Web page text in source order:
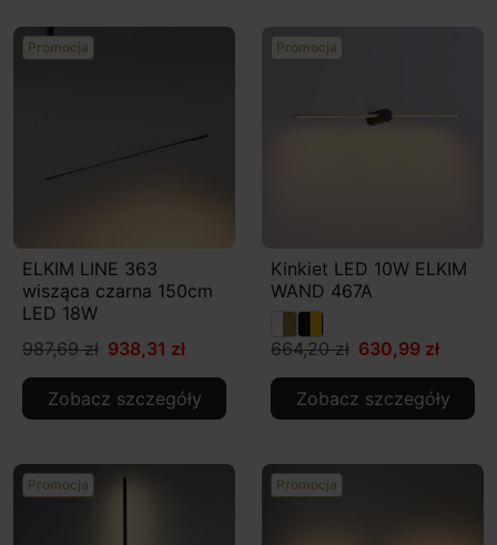
Promocja
ELKIM LINE 363
wisząca czarna 150cm
LED 18W
987,69 zł 938,31 zł
Zobacz szczegóły
Promocja
Kinkiet LED 10W ELKIM
WAND 467A
664,20 zł 630,99 zł
Zobacz szczegóły
Promocja Promocja